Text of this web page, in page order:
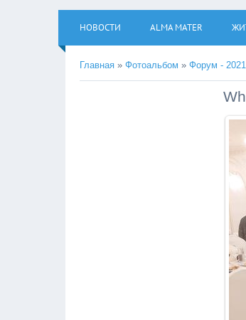
НОВОСТИ ALMA MATER
Главная » Фотоальбом » Форум - 2021